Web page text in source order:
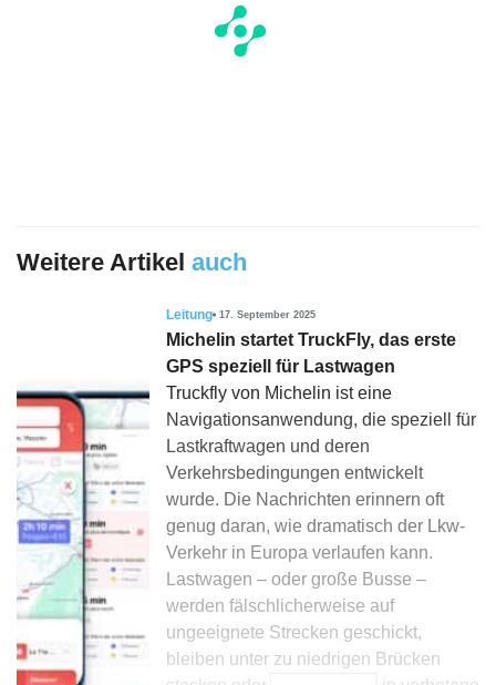
Weitere Artikel auch
Leitung 17. September 2025
Michelin startet TruckFly, das erste
GPS speziell für Lastwagen
Truckfly von Michelin ist eine
Navigationsanwendung, die speziell für
Lastkraftwagen und deren
Verkehrsbedingungen entwickelt
wurde. Die Nachrichten erinnern oft
genug daran, wie dramatisch der Lkw-
Verkehr in Europa verlaufen kann.
Lastwagen – oder große Busse –
werden fälschlicherweise auf
ungeeignete Strecken geschickt,
bleiben unter zu niedrigen Brücken